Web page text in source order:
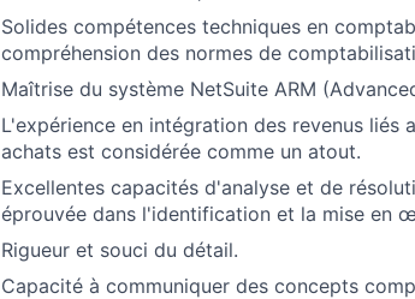
Solides compétences techniques en
compréhension des normes de
Maîtrise du système NetSuite ARM
L'expérience en intégration des revenus
achats est considérée comme un atout.
Excellentes capacités d'analyse et de
éprouvée dans l'identification et la mise en
Rigueur et souci du détail.
Capacité à communiquer des concepts